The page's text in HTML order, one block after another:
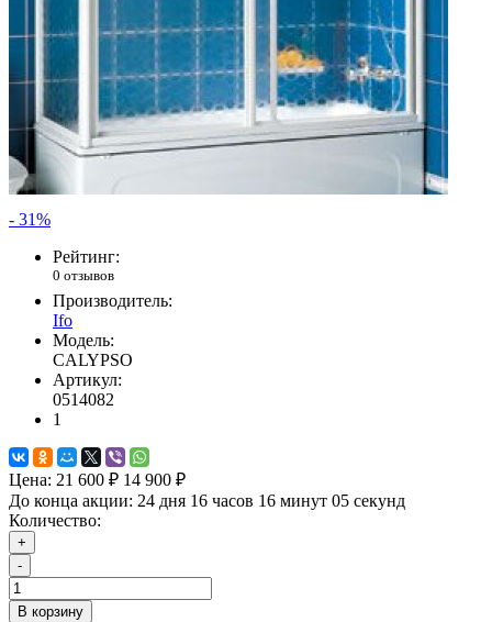
- 31%
Рейтинг:
0 отзывов
Производитель:
Ifo
Модель:
CALYPSO
Артикул:
0514082
1
Цена: 21 600 ₽ 14 900 ₽
До конца акции: 24 дня 16 часов 16 минут 05 секунд
Количество:
+
-
В корзину